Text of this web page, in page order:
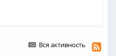
Вся активность